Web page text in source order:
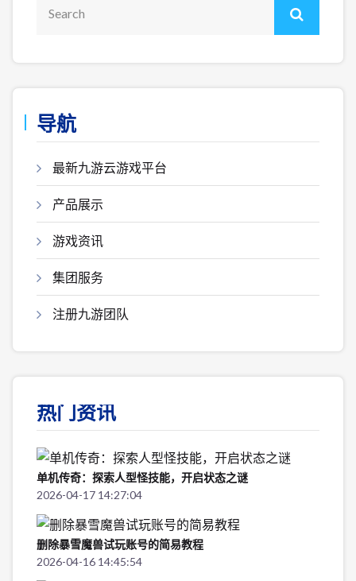
导航
最新九游云游戏平台
产品展示
游戏资讯
集团服务
注册九游团队
热门资讯
单机传奇：探索人型怪技能，开启状态之谜
2026-04-17 14:27:04
删除暴雪魔兽试玩账号的简易教程
2026-04-16 14:45:54